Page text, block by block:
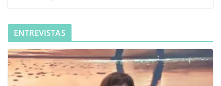
ENTREVISTAS